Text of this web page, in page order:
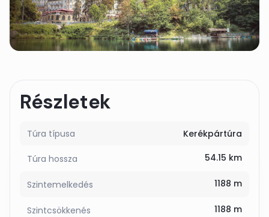
Részletek
Túra típusa Kerékpártúra
Túra hossza 54.15 km
Szintemelkedés 1188 m
Szintcsökkenés 1188 m